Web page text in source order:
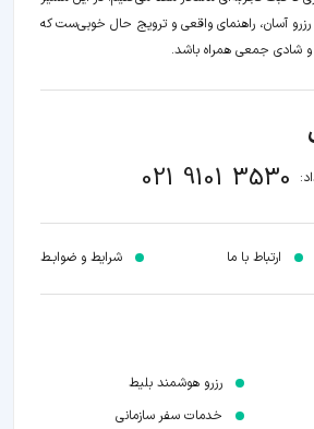
رزرو آسان، راهنمای واقعی و ترویج حال خوبی‌ست که
و شادی جمعی همراه باشد.
021 9101 3530
ارتباط با ما شرایط و ضوابـط
رزرو هوشمند بلیط
خدمات سفر سازمانی